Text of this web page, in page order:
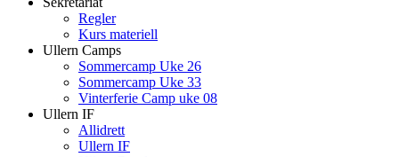
Regler
Kurs materiell
Ullern Camps
Sommercamp Uke 26
Sommercamp Uke 33
Vinterferie Camp uke 08
Ullern IF
Allidrett
Ullern IF